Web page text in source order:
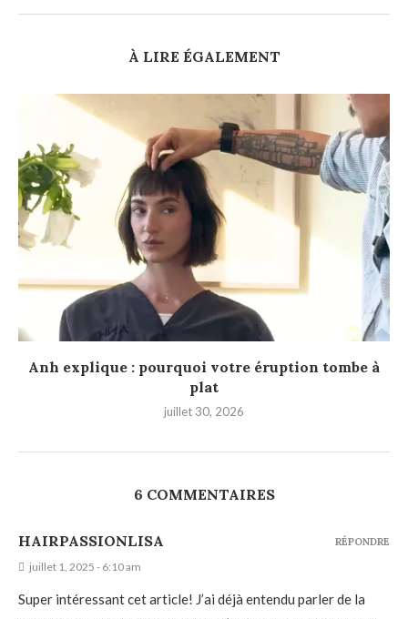
À LIRE ÉGALEMENT
Anh explique : pourquoi votre éruption tombe à
plat
juillet 30, 2026
6 COMMENTAIRES
HAIRPASSIONLISA
juillet 1, 2025 - 6:10 am
Super intéressant cet article! J’ai déjà entendu parler de la
RÉPONDRE